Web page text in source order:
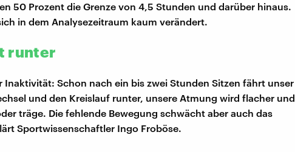
50 Prozent die Grenze von 4,5 Stunden und darüber hinaus.
in dem Analysezeitraum kaum verändert.
runter
Inaktivität: Schon nach ein bis zwei Stunden Sitzen fährt unser
und den Kreislauf runter, unsere Atmung wird flacher und
träge. Die fehlende Bewegung schwächt aber auch das
Sportwissenschaftler Ingo Froböse.